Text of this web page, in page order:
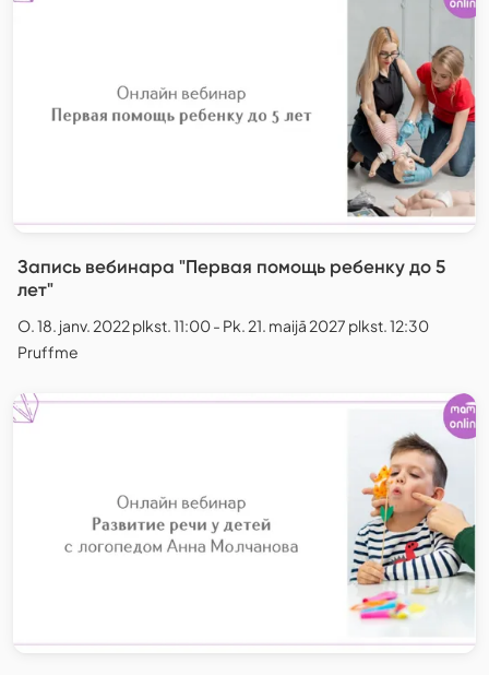
Запись вебинара "Первая помощь ребенку до 5
лет"
O. 18. janv. 2022 plkst. 11:00 - Pk. 21. maijā 2027 plkst. 12:30
Pruffme